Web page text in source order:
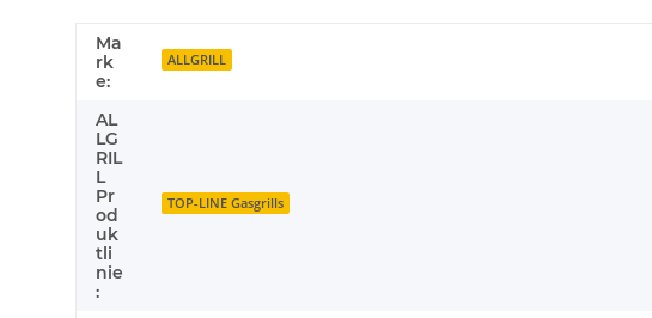
Ma
rk
e:
ALLGRILL
AL
LG
RIL
L
Pr
od
uk
tli
nie
:
TOP-LINE Gasgrills